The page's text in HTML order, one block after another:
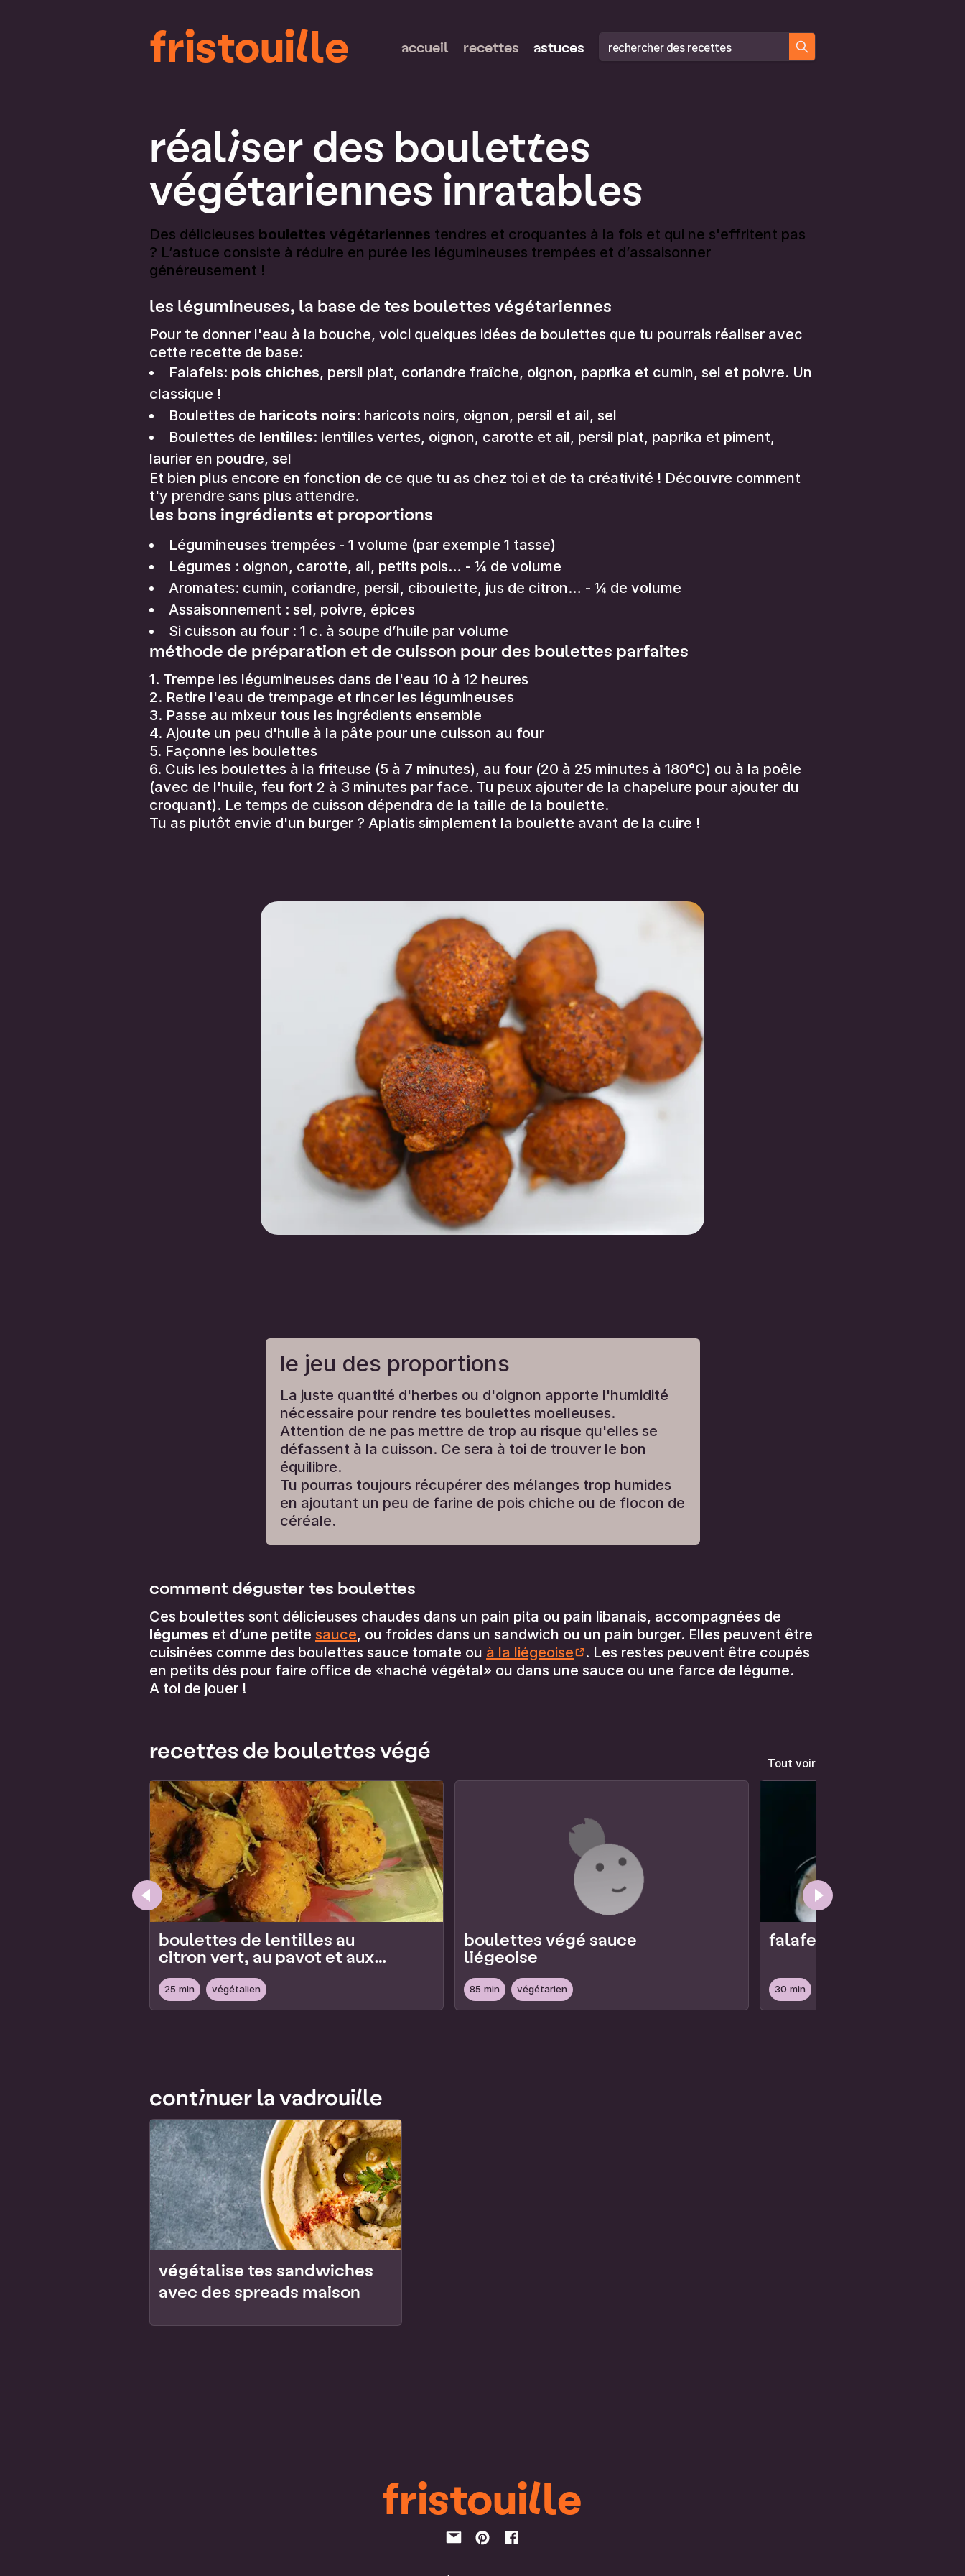
fristouille accueil recettes astuces rechercher des recettes
réaliser des boulettes
végétariennes inratables
Des délicieuses boulettes végétariennes tendres et croquantes à la fois et qui ne s'effritent pas
? L’astuce consiste à réduire en purée les légumineuses trempées et d’assaisonner
généreusement !
les légumineuses, la base de tes boulettes végétariennes
Pour te donner l'eau à la bouche, voici quelques idées de boulettes que tu pourrais réaliser avec
cette recette de base:
Falafels: pois chiches, persil plat, coriandre fraîche, oignon, paprika et cumin, sel et poivre. Un
classique !
Boulettes de haricots noirs: haricots noirs, oignon, persil et ail, sel
Boulettes de lentilles: lentilles vertes, oignon, carotte et ail, persil plat, paprika et piment,
laurier en poudre, sel
Et bien plus encore en fonction de ce que tu as chez toi et de ta créativité ! Découvre comment
t'y prendre sans plus attendre.
les bons ingrédients et proportions
Légumineuses trempées - 1 volume (par exemple 1 tasse)
Légumes : oignon, carotte, ail, petits pois… - ¼ de volume
Aromates: cumin, coriandre, persil, ciboulette, jus de citron… - ¼ de volume
Assaisonnement : sel, poivre, épices
Si cuisson au four : 1 c. à soupe d’huile par volume
méthode de préparation et de cuisson pour des boulettes parfaites
1. Trempe les légumineuses dans de l'eau 10 à 12 heures
2. Retire l'eau de trempage et rincer les légumineuses
3. Passe au mixeur tous les ingrédients ensemble
4. Ajoute un peu d'huile à la pâte pour une cuisson au four
5. Façonne les boulettes
6. Cuis les boulettes à la friteuse (5 à 7 minutes), au four (20 à 25 minutes à 180°C) ou à la poêle
(avec de l'huile, feu fort 2 à 3 minutes par face. Tu peux ajouter de la chapelure pour ajouter du
croquant). Le temps de cuisson dépendra de la taille de la boulette.
Tu as plutôt envie d'un burger ? Aplatis simplement la boulette avant de la cuire !
le jeu des proportions
La juste quantité d'herbes ou d'oignon apporte l'humidité
nécessaire pour rendre tes boulettes moelleuses.
Attention de ne pas mettre de trop au risque qu'elles se
défassent à la cuisson. Ce sera à toi de trouver le bon
équilibre.
Tu pourras toujours récupérer des mélanges trop humides
en ajoutant un peu de farine de pois chiche ou de flocon de
céréale.
comment déguster tes boulettes
Ces boulettes sont délicieuses chaudes dans un pain pita ou pain libanais, accompagnées de
légumes et d’une petite sauce, ou froides dans un sandwich ou un pain burger. Elles peuvent être
cuisinées comme des boulettes sauce tomate ou à la liégeoise
. Les restes peuvent être coupés
en petits dés pour faire office de «haché végétal» ou dans une sauce ou une farce de légume.
A toi de jouer !
recettes de boulettes végé
Tout voir
boulettes de lentilles au
citron vert, au pavot et aux
épices
25 min végétalien
boulettes végé sauce
liégeoise
85 min végétarien
falafels
30 min
continuer la vadrouille
végétalise tes sandwiches
avec des spreads maison
fristouille